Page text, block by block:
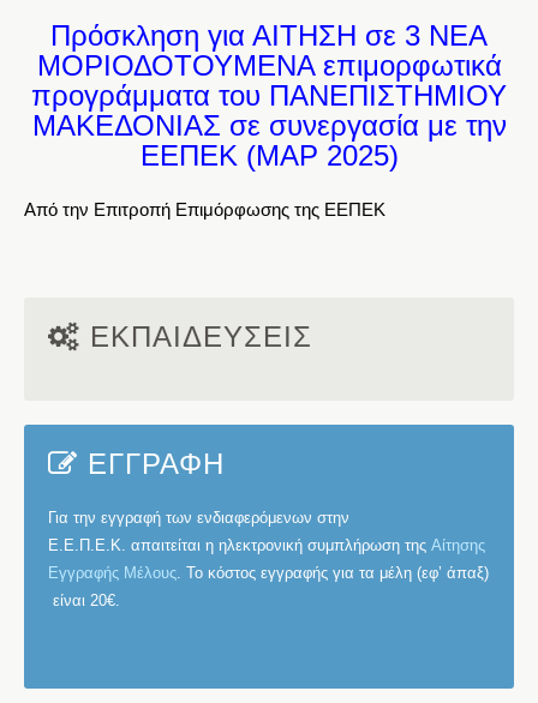
Πρόσκληση για ΑΙΤΗΣΗ σε 3 ΝΕΑ
ΜΟΡΙΟΔΟΤΟΥΜΕΝΑ επιμορφωτικά
προγράμματα του ΠΑΝΕΠΙΣΤΗΜΙΟΥ
ΜΑΚΕΔΟΝΙΑΣ σε συνεργασία με την
ΕΕΠΕΚ (ΜΑΡ 2025)
Από την Επιτροπή Επιμόρφωσης της ΕΕΠΕΚ
ΕΚΠΑΙΔΕΥΣΕΙΣ
ΕΓΓΡΑΦΗ
Για την εγγραφή των ενδιαφερόμενων στην
Ε.Ε.Π.Ε.Κ. απαιτείται η ηλεκτρονική συμπλήρωση της Αίτησης
Εγγραφής Μέλους. Το κόστος εγγραφής για τα μέλη (εφ’ άπαξ)
είναι 20€.